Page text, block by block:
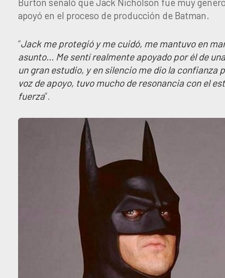
apoyó en el proceso de producción de Batman.
“Jack me protegió y me cuidó, me mantuvo en
asunto… Me sentí realmente apoyado por él de
un gran estudio, y en silencio me dio la confianza
voz de apoyo, tuvo mucho de resonancia con el
fuerza”.